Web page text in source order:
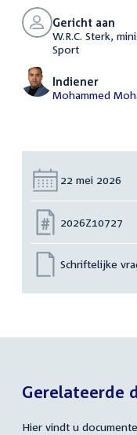
Gericht aan
W.R.C. Sterk,
Sport
Indiener
Mohammed
Datum:
22 mei 2026
Nummer:
2026Z10727
Schriftelijke
Gerelateerde
Hier vindt u